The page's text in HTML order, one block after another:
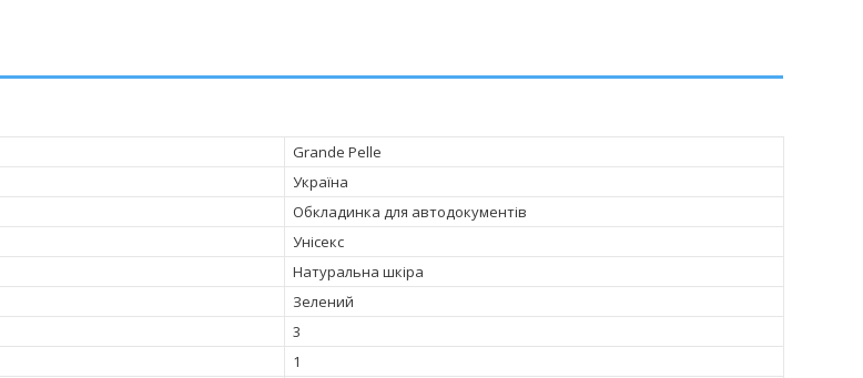
Grande Pelle
Україна
Обкладинка для автодокументів
Унісекс
Натуральна шкіра
Зелений
3
1